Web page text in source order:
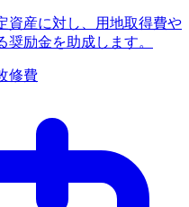
資産に対し、用地取得費や
励金を助成します。
修費